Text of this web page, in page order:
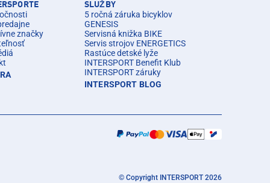
značky
SLUŽBY
5 ročná záruka bicyklov
GENESIS
Servisná knižka BIKE
Servis strojov ENERGETICS
Rastúce detské lyže
INTERSPORT Benefit Klub
INTERSPORT záruky
INTERSPORT BLOG
© Copyright INTERSPORT 2026